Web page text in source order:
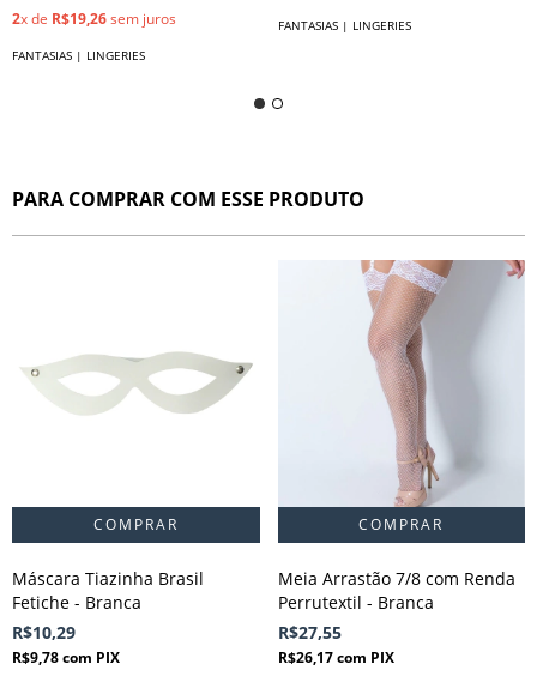
2x de R$19,26sem juros
FANTASIAS | LINGERIES
FANTASIAS | LINGERIES
PARA COMPRAR COM ESSE PRODUTO
Máscara Tiazinha Brasil
Fetiche - Branca
R$10,29
R$9,78com PIX
Meia Arrastão 7/8 com Renda
Perrutextil - Branca
R$27,55
R$26,17com PIX